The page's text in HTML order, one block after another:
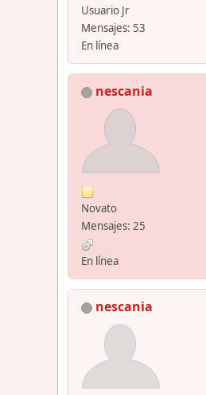
Usuario Jr
Mensajes: 53
En línea
nescania
Novato
Mensajes: 25
En línea
nescania